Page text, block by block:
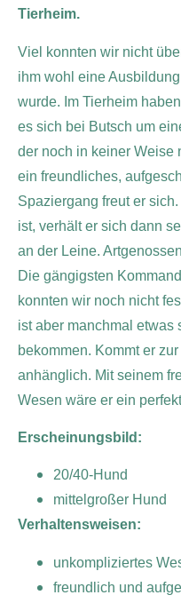
Tierheim.
Viel konnten wir nicht
ihm wohl eine
wurde. Im Tierheim
es sich bei Butsch um
der noch in keiner Weise
ein freundliches,
Spaziergang freut er
ist, verhält er sich dann
an der Leine.
Die gängigsten
konnten wir noch nicht
ist aber manchmal etwas
bekommen. Kommt er
anhänglich. Mit seinem
Wesen wäre er ein
Erscheinungsbild:
20/40-Hund
mittelgroßer Hund
Verhaltensweisen:
unkompliziertes
freundlich und